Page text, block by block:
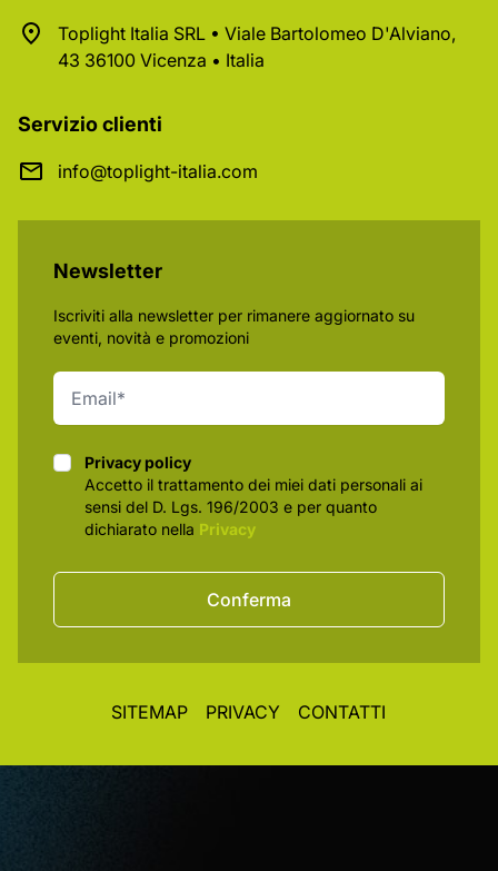
Toplight Italia SRL • Viale Bartolomeo D'Alviano,
43 36100 Vicenza • Italia
Servizio clienti
info@toplight-italia.com
Newsletter
Iscriviti alla newsletter per rimanere aggiornato su
eventi, novità e promozioni
Privacy policy
Privacy policy
Accetto il trattamento dei miei dati personali ai
sensi del D. Lgs. 196/2003 e per quanto
dichiarato nella Privacy
Conferma
SITEMAP PRIVACY CONTATTI